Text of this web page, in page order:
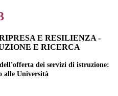
E RESILIENZA -
E RICERCA
dei servizi di istruzione:
alle Università